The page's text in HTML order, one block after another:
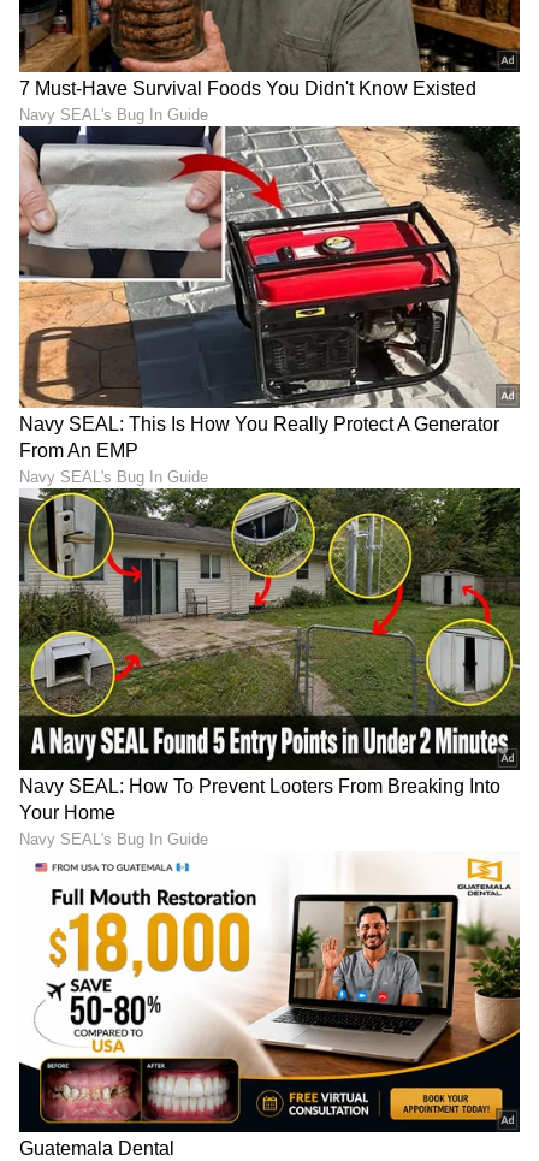
ಕನ್ನಡ ಸಿನಿಮಾ (Kannada Cinema News), ಟಿವಿ
ಕಾರ್ಯಕ್ರಮಗಳು (Kannada TV Shows), ಸೆಲೆಬ್ರಿಟಿ
ಸುದ್ದಿಗಳು ಮತ್ತು ಇತ್ತೀಚಿನ ಸುದ್ದಿಗಳಿಗಾಗಿ ಏಷ್ಯಾನೆಟ್
ಸುವರ್ಣ ನ್ಯೂಸ್‌ನಲ್ಲಿ ಮನರಂಜನಾ ವಿಭಾಗ ನೋಡಿ.
ಸಿನಿಮಾ ವಿಮರ್ಶೆಗಳು (Kannada Movies Review),
ತಾರೆಯರ ಸಂದರ್ಶನಗಳು, ಧಾರಾವಾಹಿ ಅಪ್‌ಡೇಟ್ಸ್‌,
ತೆರೆಮರೆಯ ಕಥೆಗಳು,OTT ರಿಲೀಸ್‌ಗಳ ಬಗ್ಗೆ
ಮಾಹಿತಿಯೂ ಇಲ್ಲಿದೆ.
DOWNLOAD APP
RECOMMENDED STORIES
ಕಾಫಿ, ಬೇಲ್​ಪುರಿ ಮಾರಿ ಹಣ
ತಂದ: ಗೋಲ್ಡನ್​ ಸ್ಟಾರ್​ ಗಣೇಶ್​
ಹಣ್ಣಿನಿಂದ ಹಿಡಿದು ಇಡ್ಲಿಯವರೆಗೆ;
Karna Serialನಿಂದ ದೂರವಾದ